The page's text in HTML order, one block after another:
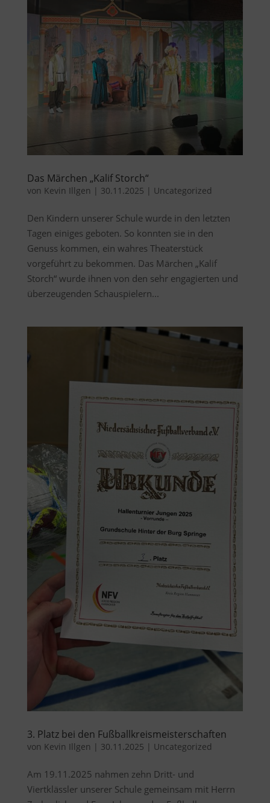
Das Märchen „Kalif Storch“
von Kevin Illgen | 30.11.2025 | Uncategorized
Den Kindern unserer Schule wurde in den letzten
Tagen einiges geboten. So konnten sie in den
Genuss kommen, ein wahres Theaterstück
vorgeführt zu bekommen. Das Märchen „Kalif
Storch“ wurde ihnen von den sehr engagierten und
überzeugenden Schauspielern...
3. Platz bei den Fußballkreismeisterschaften
von Kevin Illgen | 30.11.2025 | Uncategorized
Am 19.11.2025 nahmen zehn Dritt- und
Viertklässler unserer Schule gemeinsam mit Herrn